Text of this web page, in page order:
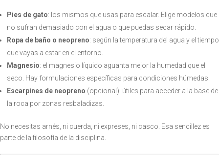
Pies de gato: los mismos que usas para escalar. Elige modelos que
no sufran demasiado con el agua o que puedas secar rápido.
Ropa de baño o neopreno: según la temperatura del agua y el tiempo
que vayas a estar en el entorno.
Magnesio: el magnesio líquido aguanta mejor la humedad que el
seco. Hay formulaciones específicas para condiciones húmedas.
Escarpines de neopreno (opcional): útiles para acceder a la base de
la roca por zonas resbaladizas.
No necesitas arnés, ni cuerda, ni expreses, ni casco. Esa sencillez es
parte de la filosofía de la disciplina.